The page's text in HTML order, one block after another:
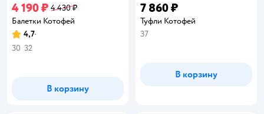
4 190 ₽ 4 430 ₽
Балетки Котофей
Рейтинг:
4,7
30 32
В корзину
7 860 ₽
Туфли Котофей
37
В корзину